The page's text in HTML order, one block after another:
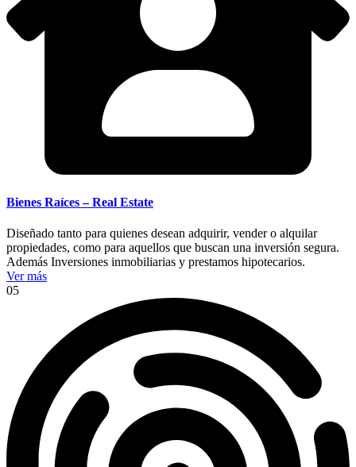
Bienes Raíces – Real Estate
Diseñado tanto para quienes desean adquirir, vender o alquilar
propiedades, como para aquellos que buscan una inversión segura.
Además Inversiones inmobiliarias y prestamos hipotecarios.
Ver más
05